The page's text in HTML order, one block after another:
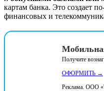
картам банка. Это создает
финансовых и
Получите
ОФОРМИТЬ →
Реклама. ООО